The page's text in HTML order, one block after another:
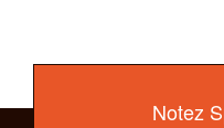
Notez